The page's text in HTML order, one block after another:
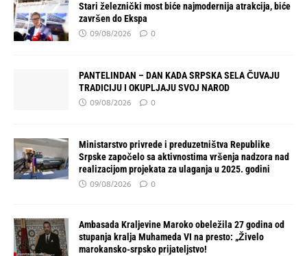
Stari železnički most biće najmodernija atrakcija, biće
završen do Ekspa
09/08/2026 0
PANTELINDAN – DAN KADA SRPSKA SELA ČUVAJU
TRADICIJU I OKUPLJAJU SVOJ NAROD
09/08/2026 0
Ministarstvo privrede i preduzetništva Republike
Srpske započelo sa aktivnostima vršenja nadzora nad
realizacijom projekata za ulaganja u 2025. godini
09/08/2026 0
Ambasada Kraljevine Maroko obeležila 27 godina od
stupanja kralja Muhameda VI na presto: „Živelo
marokansko-srpsko prijateljstvo!